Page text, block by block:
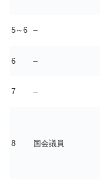
5～6 –
6 –
7 –
8 国会議員